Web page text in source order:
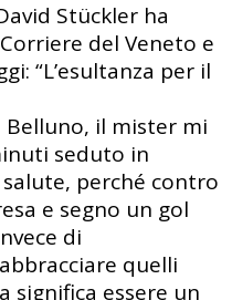
Stückler ha
del Veneto e
“L’esultanza per il
il mister mi
seduto in
perché contro
e segno un gol
di
quelli
significa essere un